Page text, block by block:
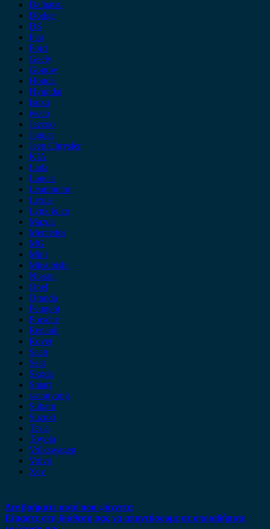
Daihatsu
Dodge
DS
Fiat
Ford
Geely
Gonow
Honda
Hyundai
Isuzu
iveco
Jaecoo
Jaguar
Jeep Chrysler
KIA
Lada
Lancia
Leapmotor
Lexus
Lynk & co
Mazda
Mercedes
MG
Mini
Mitsubishi
Nissan
Opel
Omoda
Peugeot
Porsche
Renault
Rover
Saab
Seat
Skoda
Smart
ssangyong
Subaru
Suzuki
Tesla
Toyota
Volkswagen
Volvo
Xev
Δεν βρήκατε αυτό που ψάχνετε;
Είμαστε στη διάθεση σας να απαντήσουμε σε οποιαδήποτε